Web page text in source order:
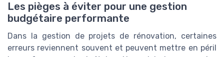
Les pièges à éviter pour une gestion
budgétaire performante
Dans la gestion de projets de rénovation, certaines
erreurs reviennent souvent et peuvent mettre en péril